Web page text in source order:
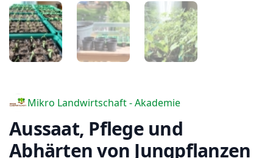
Mikro Landwirtschaft - Akademie
Aussaat, Pflege und
Abhärten von Jungpflanzen